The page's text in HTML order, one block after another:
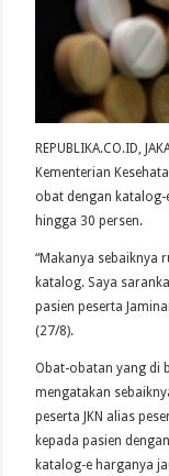
REPUBLIKA.CO.ID,
Kementerian
obat dengan
hingga 30 persen.
“Makanya sebaiknya
katalog. Saya
pasien peserta
(27/8).
Obat-obatan yang di
mengatakan
peserta JKN alias
kepada pasien
katalog-e harganya